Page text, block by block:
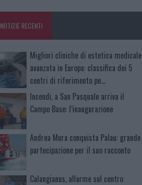
NOTIZIE RECENTI
Migliori cliniche di estetica medicale
avanzata in Europa: classifica dei 5
centri di riferimento pe…
Incendi, a San Pasquale arriva il
Campo Base: l’inaugurazione
Andrea Mura conquista Palau: grande
partecipazione per il suo racconto
Calangianus, allarme sul centro